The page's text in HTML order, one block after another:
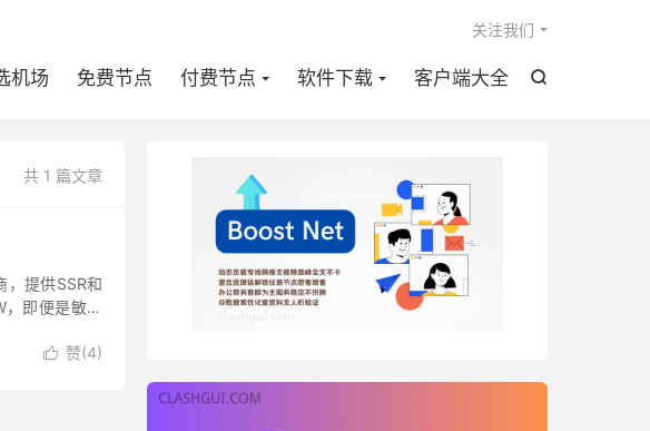

机场 免费节点 付费节点 软件下载 客户端大全
关注我们
共 1 篇文章
提供SSR和
即便是敏感
 赞(4)